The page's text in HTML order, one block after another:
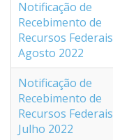
Notificação de
Recebimento de
Recursos Federais
Agosto 2022
Notificação de
Recebimento de
Recursos Federais
Julho 2022